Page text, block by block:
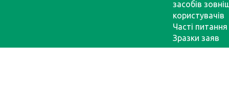
засобів
користувачів
Часті питання
Зразки заяв